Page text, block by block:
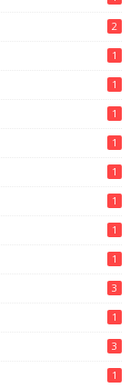
2
1
1
1
1
1
1
1
1
3
1
3
1